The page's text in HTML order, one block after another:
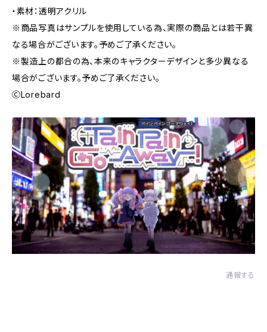
・素材：透明アクリル
※商品写真はサンプルを使用している為、実際の商品とは若干異
なる場合がございます。予めご了承ください。
※製造上の都合の為、本来のキャラクターデザインと多少異なる
場合がございます。予めご了承ください。
ⒸLorebard
通報する